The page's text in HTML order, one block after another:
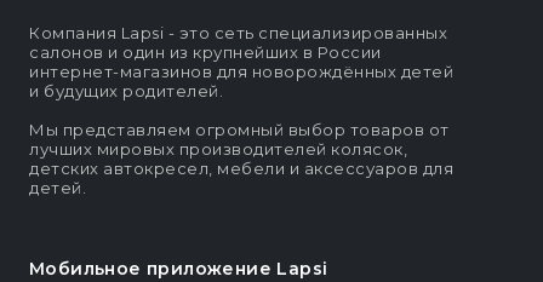
Компания Lapsi - это сеть специализированных
салонов и один из крупнейших в России
интернет-магазинов для новорождённых детей
и будущих родителей.
Мы представляем огромный выбор товаров от
лучших мировых производителей колясок,
детских автокресел, мебели и аксессуаров для
детей.
Мобильное приложение Lapsi